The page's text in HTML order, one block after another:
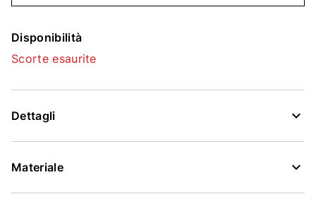
Disponibilità
Scorte esaurite
Dettagli
Materiale